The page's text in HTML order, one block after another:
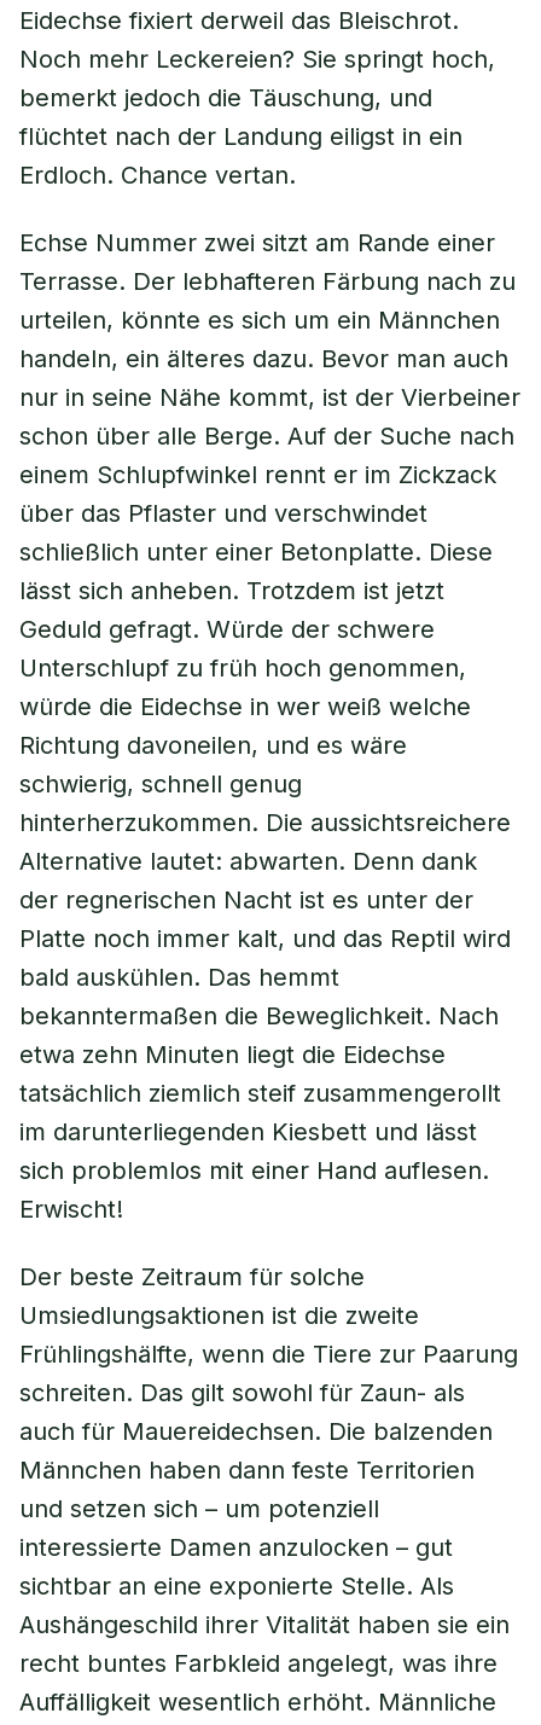
Eidechse fixiert derweil das Bleischrot.
Noch mehr Leckereien? Sie springt hoch,
bemerkt jedoch die Täuschung, und
flüchtet nach der Landung eiligst in ein
Erdloch. Chance vertan.
Echse Nummer zwei sitzt am Rande einer
Terrasse. Der lebhafteren Färbung nach zu
urteilen, könnte es sich um ein Männchen
handeln, ein älteres dazu. Bevor man auch
nur in seine Nähe kommt, ist der Vierbeiner
schon über alle Berge. Auf der Suche nach
einem Schlupfwinkel rennt er im Zickzack
über das Pflaster und verschwindet
schließlich unter einer Betonplatte. Diese
lässt sich anheben. Trotzdem ist jetzt
Geduld gefragt. Würde der schwere
Unterschlupf zu früh hoch genommen,
würde die Eidechse in wer weiß welche
Richtung davoneilen, und es wäre
schwierig, schnell genug
hinterherzukommen. Die aussichtsreichere
Alternative lautet: abwarten. Denn dank
der regnerischen Nacht ist es unter der
Platte noch immer kalt, und das Reptil wird
bald auskühlen. Das hemmt
bekanntermaßen die Beweglichkeit. Nach
etwa zehn Minuten liegt die Eidechse
tatsächlich ziemlich steif zusammengerollt
im darunterliegenden Kiesbett und lässt
sich problemlos mit einer Hand auflesen.
Erwischt!
Der beste Zeitraum für solche
Umsiedlungsaktionen ist die zweite
Frühlingshälfte, wenn die Tiere zur Paarung
schreiten. Das gilt sowohl für Zaun- als
auch für Mauereidechsen. Die balzenden
Männchen haben dann feste Territorien
und setzen sich – um potenziell
interessierte Damen anzulocken – gut
sichtbar an eine exponierte Stelle. Als
Aushängeschild ihrer Vitalität haben sie ein
recht buntes Farbkleid angelegt, was ihre
Auffälligkeit wesentlich erhöht. Männliche